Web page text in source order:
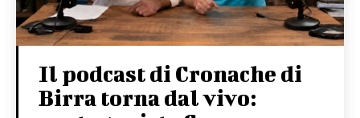
Il podcast di Cronache di
Birra torna dal vivo: